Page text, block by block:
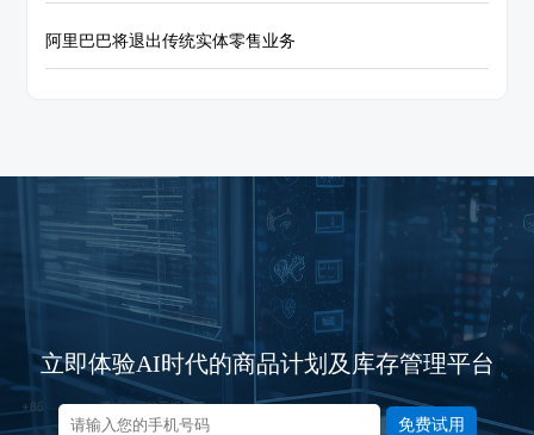
阿里巴巴将退出传统实体零售业务
立即体验AI时代的商品计划及库存管理平台
免费试用